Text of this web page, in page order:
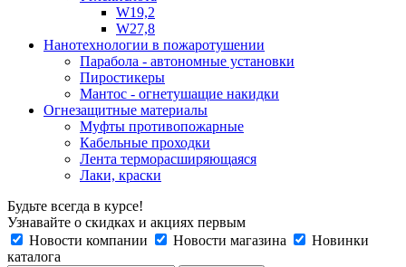
W19,2
W27,8
Нанотехнологии в пожаротушении
Парабола - автономные установки
Пиростикеры
Мантос - огнетушащие накидки
Огнезащитные материалы
Муфты противопожарные
Кабельные проходки
Лента терморасширяющаяся
Лаки, краски
Будьте всегда в курсе!
Узнавайте о скидках и акциях первым
Новости компании
Новости магазина
Новинки
каталога